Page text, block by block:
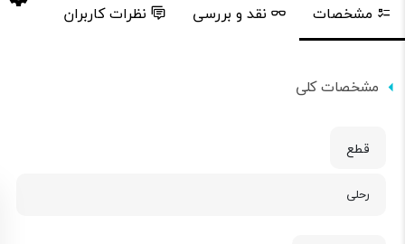
مشخصات نقد و بررسی نظرات کاربران
مشخصات کلی
قطع
رحلی